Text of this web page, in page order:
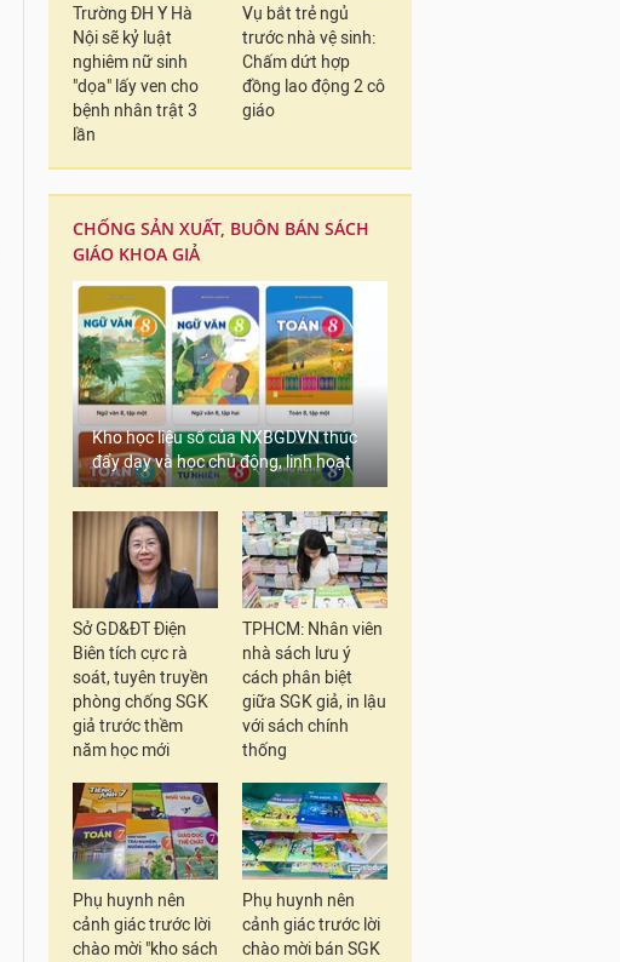
Trường ĐH Y Hà
Nội sẽ kỷ luật
nghiêm nữ sinh
"dọa" lấy ven cho
bệnh nhân trật 3
lần
Vụ bắt trẻ ngủ
trước nhà vệ sinh:
Chấm dứt hợp
đồng lao động 2 cô
giáo
CHỐNG SẢN XUẤT, BUÔN BÁN SÁCH
GIÁO KHOA GIẢ
Kho học liệu số của NXBGDVN thúc
đẩy dạy và học chủ động, linh hoạt
Sở GD&ĐT Điện
Biên tích cực rà
soát, tuyên truyền
phòng chống SGK
giả trước thềm
năm học mới
TPHCM: Nhân viên
nhà sách lưu ý
cách phân biệt
giữa SGK giả, in lậu
với sách chính
thống
Phụ huynh nên
cảnh giác trước lời
chào mời "kho sách
Phụ huynh nên
cảnh giác trước lời
chào mời bán SGK